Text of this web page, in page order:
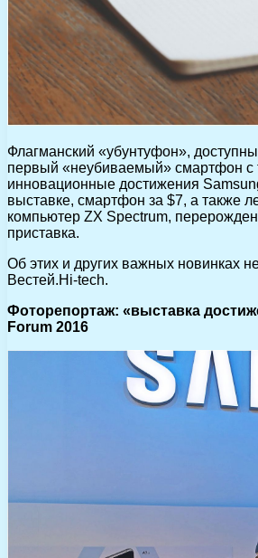
Флагманский «убунтуфон»,
первый «неубиваемый» смартфон с
инновационные достижения
выставке, смартфон за $7, а также
компьютер ZX Spectrum,
приставка.
Об этих и других важных новинках
Вестей.Hi-tech.
Фоторепортаж: «выставка
Forum 2016